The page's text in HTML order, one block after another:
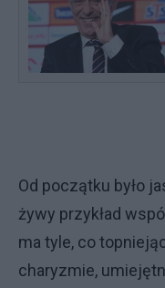
Od początku było
żywy przykład
ma tyle, co
charyzmie,